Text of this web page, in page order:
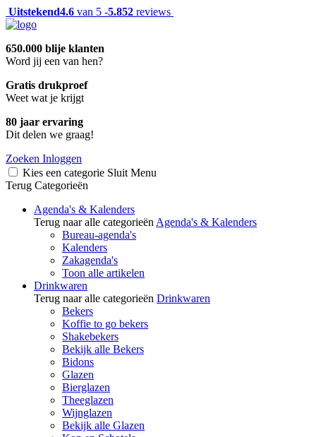
Uitstekend4.6 van 5 -5.852 reviews
650.000 blije klanten
Word jij een van hen?
Gratis drukproef
Weet wat je krijgt
80 jaar ervaring
Dit delen we graag!
Zoeken Inloggen
Kies een categorie Sluit Menu
Terug Categorieën
Agenda's & Kalenders
Terug naar alle categorieën Agenda's & Kalenders
Bureau-agenda's
Kalenders
Zakagenda's
Toon alle artikelen
Drinkwaren
Terug naar alle categorieën Drinkwaren
Bekers
Koffie to go bekers
Shakebekers
Bekijk alle Bekers
Bidons
Glazen
Bierglazen
Theeglazen
Wijnglazen
Bekijk alle Glazen